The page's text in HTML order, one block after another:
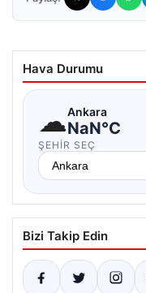
Hava Durumu
☁Ankara
NaN°C
ŞEHIR SEÇ
Bizi Takip Edin